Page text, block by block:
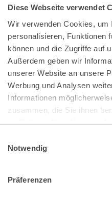
Diese Webseite verwendet
Wir verwenden Cookies, um
personalisieren, Funktionen
können und die Zugriffe auf
Außerdem geben wir
unserer Website an unsere
Werbung und Analysen
Informationen
zusammen, die Sie ihnen
im Rahmen Ihrer Nutzung
Impressum
Notwendig
Präferenzen
Bundeskanzlerplatz 2
53113 Bonn
Pressemitteilungen|AGB
Impressum|Datenschutz